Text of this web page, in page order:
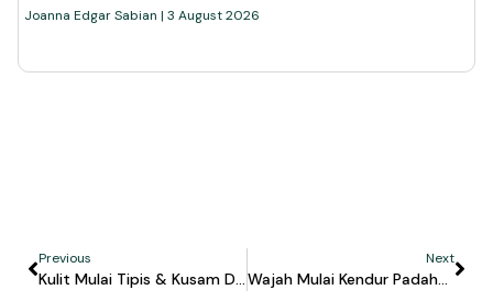
Joanna Edgar Sabian 3 August 2026
Previous
Kulit Mulai Tipis & Kusam Di Usia 40-An? Ini Penjelasan Ilmiah Dan Cara Mengatasinya
Next
Wajah Mulai Kendur Padahal Masih Muda? Ini Penyebab Dan Solusi Yang Tepat!